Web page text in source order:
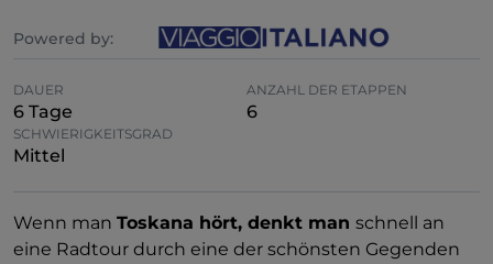
Powered by:
DAUER
6 Tage
ANZAHL DER ETAPPEN
6
SCHWIERIGKEITSGRAD
Mittel
Wenn man Toskana hört, denkt man schnell an
eine Radtour durch eine der schönsten Gegenden